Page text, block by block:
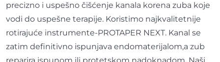
precizno i uspešno čišćenje kanala korena zuba koje
vodi do uspešne terapije. Koristimo najkvalitetnije
rotirajuće instrumente-PROTAPER NEXT. Kanal se
zatim definitivno ispunjava endomaterijalom,a zub